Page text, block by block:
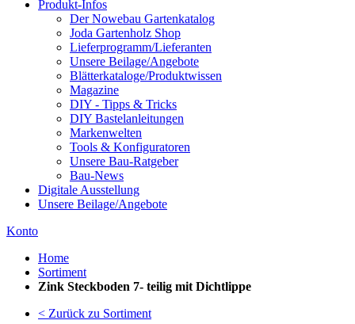
Produkt-Infos
Der Nowebau Gartenkatalog
Joda Gartenholz Shop
Lieferprogramm/Lieferanten
Unsere Beilage/Angebote
Blätterkataloge/Produktwissen
Magazine
DIY - Tipps & Tricks
DIY Bastelanleitungen
Markenwelten
Tools & Konfiguratoren
Unsere Bau-Ratgeber
Bau-News
Digitale Ausstellung
Unsere Beilage/Angebote
Konto
Home
Sortiment
Zink Steckboden 7- teilig mit Dichtlippe
< Zurück zu Sortiment